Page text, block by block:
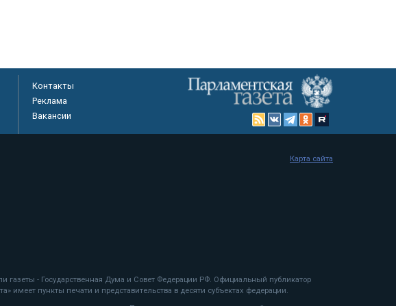
Контакты
Реклама
Вакансии
газеты - Государственная Дума и Совет Федерации РФ. Официальный публикатор
имеет пункты печати и представительства в десяти субъектах федерации.
Карта сайта